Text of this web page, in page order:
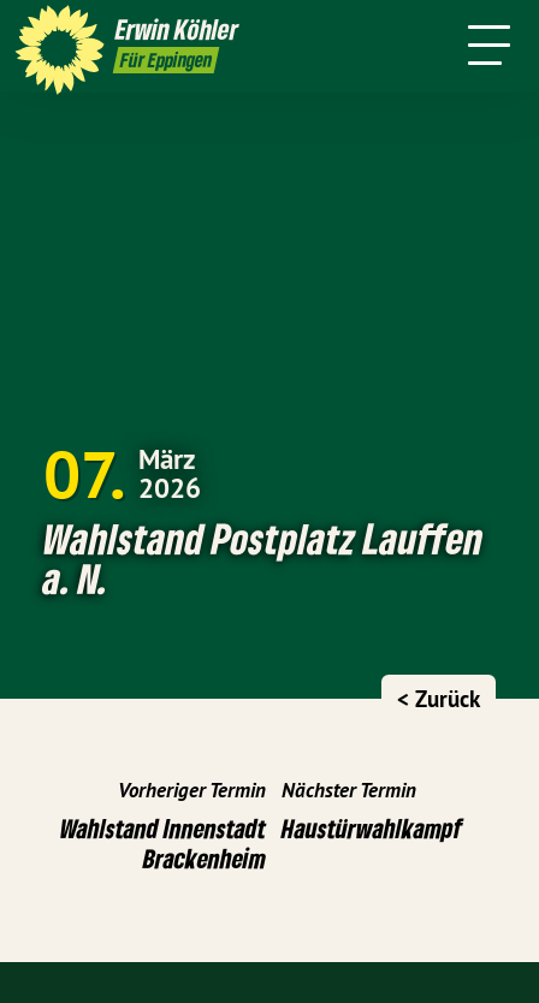
ErwinKöhler
Für Eppingen
Leichte Sprache
Wahlkreis
07
März
2026
Wahlstand Postplatz Lauffen
a. N.
< Zurück
Vorheriger Termin
Wahlstand Innenstadt
Brackenheim
Nächster Termin
Haustürwahlkampf